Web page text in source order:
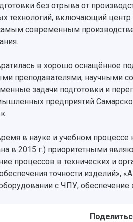
без отрыва от
технологий, включающий
современным
в хорошо оснащённое
преподавателями, научными
задачи подготовки и
предприятий
в науке и учебном
в 2015 г.) приоритетными
процессов в технических и
точности изделий»,
с ЧПУ, обеспечение